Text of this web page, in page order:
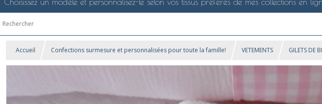
Choisissez un modèle et personnalisez-le selon vos tissus préférés de mes collections en
Accueil Confections surmesure et personnalisées pour toute la famille! VETEMENTS GILETS DE